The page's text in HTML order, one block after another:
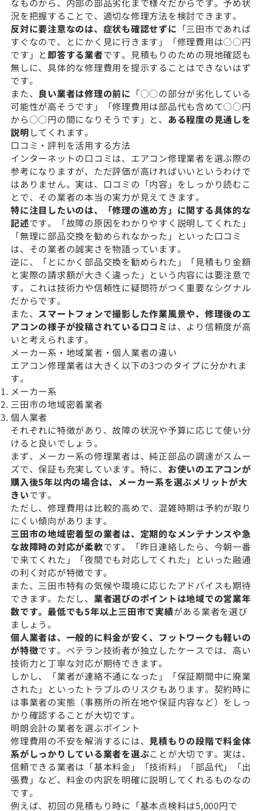
なものから、内部の部品劣化まで様々だからです。予め状
況を把握することで、適切な修理方法を検討できます。
反対に要注意なのは、症状も確認せずに 「三田市であれば
すぐなので、とにかく見に行きます」「修理費用は○○円
です」と即答する業者です。見積もりのための現地確認も
無しに、具体的な修理費用を提示することはできないはず
です。
また、 良い業者は修理の前に 「○○の部分が劣化している
可能性が高そうです」「修理費用は部品代も含めて○○円
から○○円の間になりそうです」と、 ある程度の見通しを
説明してくれます。
口コミ・評判を活用する方法
インターネットの口コミは、エアコン修理業者を選ぶ際の
参考になりますが、ただ評価が高ければいいというわけで
はありません。実は、口コミの「内容」をしっかり読むこ
とで、その業者の本当の実力が見えてきます。
特に注目したいのは、「修理の進め方」に関する具体的な
記述です。「故障の原因をわかりやすく説明してくれた」
「無理に部品交換を勧められなかった」といった口コミ
は、その業者の誠実さを物語っています。
逆に、「とにかく部品交換を勧められた」「見積もり金額
と実際の請求額が大きく違った」という内容には要注意で
す。これは技術力や信頼性に疑問符がつく重要なシグナル
だからです。
また、 スマートフォンで撮影した作業風景や、修理後のエ
アコンの様子が投稿されている口コミは、より信頼度が高
いと考えられます。
メーカー系・地域業者・個人業者の違い
エアコン修理業者は大きく以下の3つのタイプに分かれま
す。
メーカー系
三田市の地域密着業者
個人業者
それぞれに特徴があり、故障の状況や予算に応じて使い分
けると良いでしょう。
まず、メーカー系の修理業者は、純正部品の調達がスムー
ズで、保証も充実しています。特に、 お使いのエアコンが
購入後5年以内の場合は、メーカー系を選ぶメリットが大
きいです。
ただし、修理費用は比較的高めで、混雑時期は予約が取り
にくい傾向があります。
三田市の地域密着型の業者は、定期的なメンテナンスや急
な故障時の対応が柔軟です。「昨日連絡したら、今朝一番
で来てくれた」「夜間でも対応してくれた」といった融通
の利く対応が特徴です。
また、三田市特有の気候や環境に応じたアドバイスも期待
できます。ただし、 業者選びのポイントは地域での営業年
数です。最低でも5年以上三田市で実績がある業者を選び
ましょう。
個人業者は、一般的に料金が安く、フットワークも軽いの
が特徴です。ベテラン技術者が独立したケースでは、高い
技術力と丁寧な対応が期待できます。
しかし、「業者が連絡不通になった」「保証期間中に廃業
された」といったトラブルのリスクもあります。契約時に
は事業者の実態（事務所の所在地や保証内容など）をしっ
かり確認することが大切です。
明朗会計の業者を選ぶポイント
修理費用の不安を解消するには、 見積もりの段階で料金体
系がしっかりしている業者を選ぶことが大切です。実は、
信頼できる業者は「基本料金」「技術料」「部品代」「出
張費」など、料金の内訳を明確に説明してくれるものなの
です。
例えば、初回の見積もり時に「基本点検料は5,000円で